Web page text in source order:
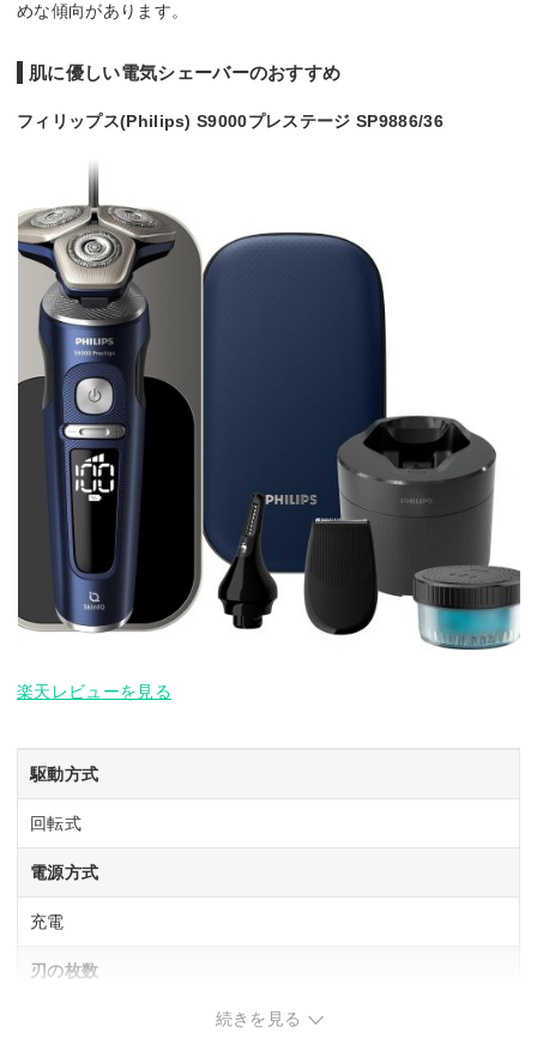
めな傾向があります。
肌に優しい電気シェーバーのおすすめ
フィリップス(Philips) S9000プレステージ SP9886/36
楽天レビューを見る
駆動方式
回転式
電源方式
充電
刃の枚数
続きを見る